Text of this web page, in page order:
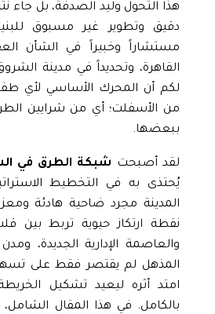
هذا التحول وليد الصدفة، بل جاء
دقيق وتطوير غير مسبوق للبنية
مستشاراً وخبيراً في الشأن
القاهرة، وتحديداً في مدينة الشروق،
لكم أن المحرك الأساسي لأي طفرة
من الأسفلت؛ أي من شرايين الطرق
ببعضها.
لقد أصبحتشبكة الطرق في
يُحتذى به في التخطيط
المدينة مجرد ضاحية هادئة
نقطة ارتكاز حيوية تربط بين قلب
العاصمة الإداريةالجديدة، ومدن
المذهل لم يقتصر فقط على تسهيل
امتد أثره ليعيد تشكيل الخريطة
بالكامل. في هذا المقال الشامل،